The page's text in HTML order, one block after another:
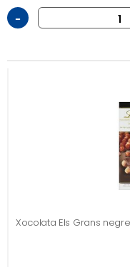
-
Xocolata Els Grans